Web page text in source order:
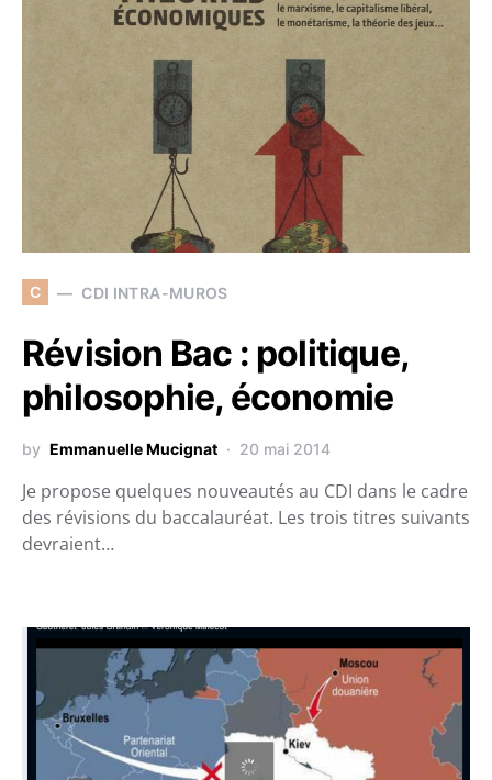
C CDI INTRA-MUROS
Révision Bac : politique,
philosophie, économie
by Emmanuelle Mucignat 20 mai 2014
Je propose quelques nouveautés au CDI dans le cadre
des révisions du baccalauréat. Les trois titres suivants
devraient…